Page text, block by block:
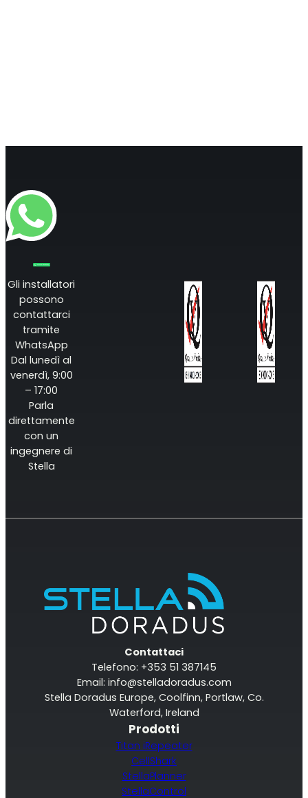
Gli installatori
possono
contattarci
tramite
WhatsApp
Dal lunedì al
venerdì, 9:00
– 17:00
Parla
direttamente
con un
ingegnere di
Stella
Contattaci
Telefono: +353 51 387145
Email: info@stelladoradus.com
Stella Doradus Europe, Coolfinn, Portlaw, Co.
Waterford, Ireland
Prodotti
Titan iRepeater
CellShark
StellaPlanner
StellaControl